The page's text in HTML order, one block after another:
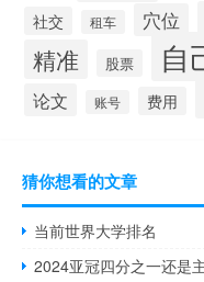
社交 租车 穴位
精准 股票 自
论文 账号 费用
猜你想看的文章
当前世界大学排名
2024亚冠四分之一还是